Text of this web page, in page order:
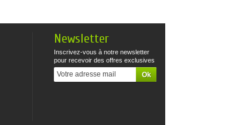
Newsletter
Inscrivez-vous à notre newsletter
pour recevoir des offres exclusives